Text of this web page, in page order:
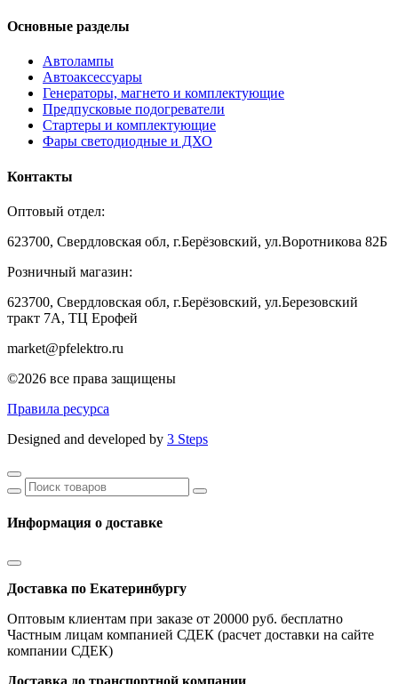
Основные разделы
Автолампы
Автоаксессуары
Генераторы, магнето и комплектующие
Предпусковые подогреватели
Стартеры и комплектующие
Фары светодиодные и ДХО
Контакты
Оптовый отдел:
623700, Свердловская обл, г.Берёзовский, ул.Воротникова 82Б
Розничный магазин:
623700, Свердловская обл, г.Берёзовский, ул.Березовский
тракт 7А, ТЦ Ерофей
market@pfelektro.ru
©2026 все права защищены
Правила ресурса
Designed and developed by 3 Steps
Информация о доставке
Доставка по Екатеринбургу
Оптовым клиентам при заказе от 20000 руб. бесплатно
Частным лицам компанией СДЕК (расчет доставки на сайте
компании СДЕК)
Доставка до транспортной компании